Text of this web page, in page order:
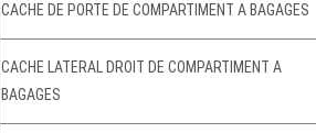
CACHE DE PORTE DE COMPARTIMENT A BAGAGES
CACHE LATERAL DROIT DE COMPARTIMENT A
BAGAGES